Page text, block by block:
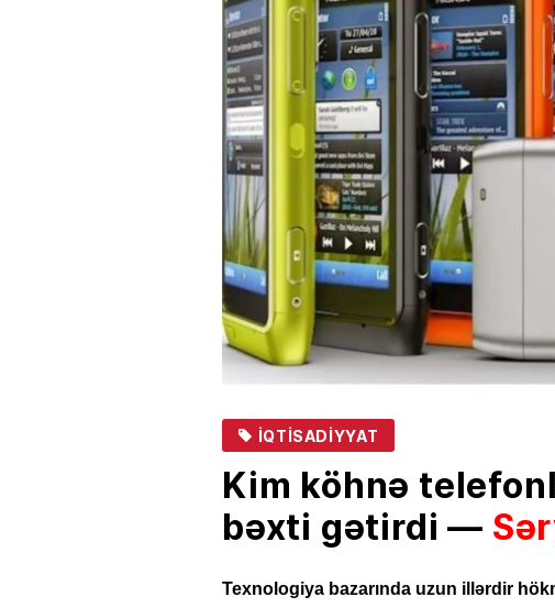
İQTISADIYYAT
Kim köhnə
bəxti gətirdi —
Texnologiya bazarında uzun illərdir